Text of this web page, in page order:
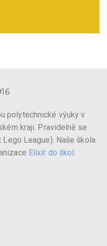
polytechnické výuky v
kraji. Pravidelně se
League). Naše škola
Elixír do škol.